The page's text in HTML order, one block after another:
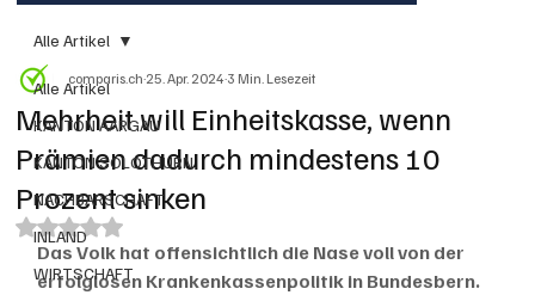
Alle Artikel
KANTON AARGAU
KANTON SOLOTHURN
NACHBARSCHAFT
INLAND
WIRTSCHAFT
Alle Artikel
Mehrheit will Einheitskasse, wenn
Prämien dadurch mindestens 10
Prozent sinken
comparis.ch25. Apr. 20243 Min. Lesezeit
Mit NaN von 5 Sternen bewertet.
Das Volk hat offensichtlich die Nase voll von der
erfolglosen Krankenkassenpolitik in Bundesbern.